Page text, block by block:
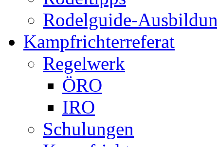
Rodelguide-
Kampfrichterreferat
Regelwerk
ÖRO
IRO
Schulungen